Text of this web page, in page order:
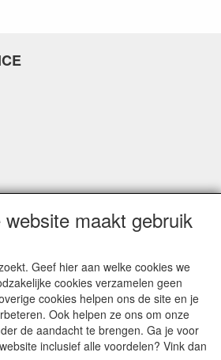
maakt gebruik
Geef hier aan welke cookies we
cookies verzamelen geen
cookies helpen ons de site en je
Ook helpen ze ons om onze
de aandacht te brengen. Ga je voor
inclusief alle voordelen? Vink dan